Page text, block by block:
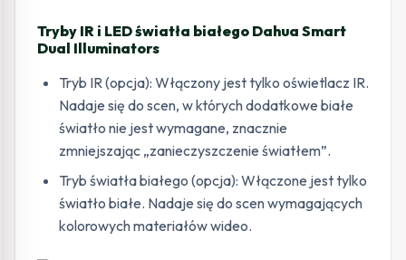
Tryby IR i LED światła białego Dahua Smart
Dual Illuminators
Tryb IR (opcja): Włączony jest tylko oświetlacz IR.
Nadaje się do scen, w których dodatkowe białe
światło nie jest wymagane, znacznie
zmniejszając „zanieczyszczenie światłem”.
Tryb światła białego (opcja): Włączone jest tylko
światło białe. Nadaje się do scen wymagających
kolorowych materiałów wideo.